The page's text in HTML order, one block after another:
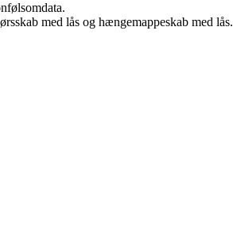
med lås og hængemappeskab med lås.